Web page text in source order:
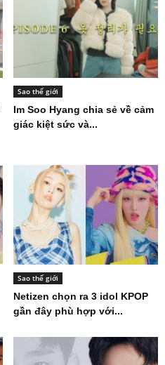
Sao thế giới
Im Soo Hyang chia sẻ về cảm
giác kiệt sức và...
Sao thế giới
Netizen chọn ra 3 idol KPOP
gần đây phù hợp với...